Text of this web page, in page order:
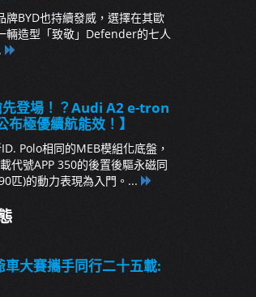
牌BYD也持續發威，選擇在其歐
輛造型「致敬」Defender的七人
先登場！？Audi A2 e-tron
極優續航能效！】
Polo相同的MEB模組化底盤，
代號APP 350的後置後驅永磁同
匹)的動力表現為入門。...
大賽攜手同行二十五載: